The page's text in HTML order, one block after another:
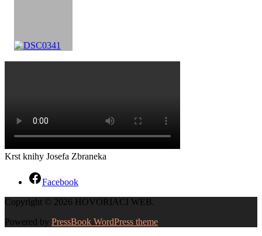
Krst knihy Josefa Zbraneka
Facebook
Copyright © 2026 HOVORIACI WEB.
Powered by PressBook WordPress theme